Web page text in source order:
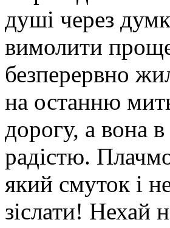
душі через
вимолити
безперервно
на останню
дорогу, а вона
радістю.
який смуток і
зіслати! Нехай